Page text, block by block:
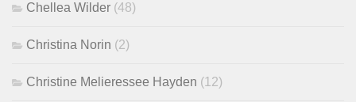
Chellea Wilder (48)
Christina Norin (2)
Christine Melieressee Hayden (12)